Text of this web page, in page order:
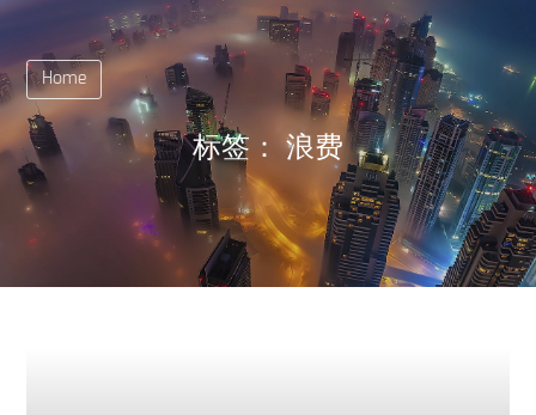
Home
标签：浪费